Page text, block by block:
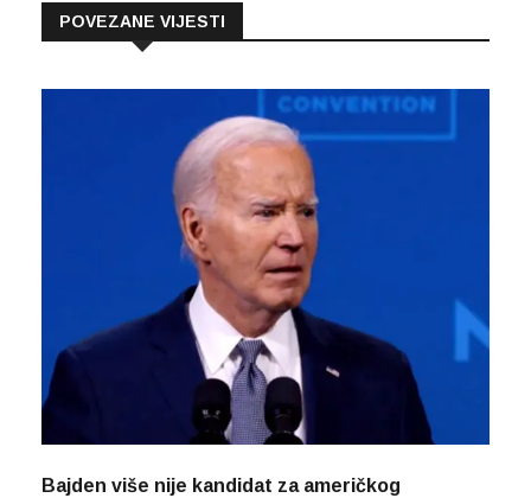
POVEZANE VIJESTI
Bajden više nije kandidat za američkog